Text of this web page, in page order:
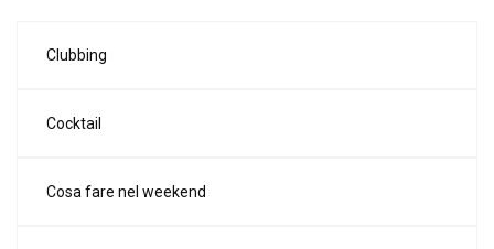
Clubbing
Cocktail
Cosa fare nel weekend